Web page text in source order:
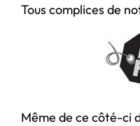
Tous complices de
Même de ce côté-ci